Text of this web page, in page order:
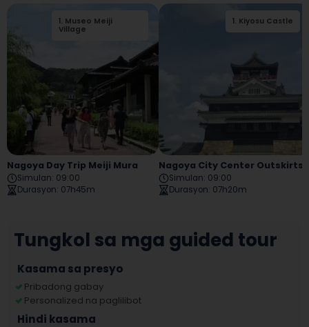
1. Museo Meiji
Village
Nagoya Day Trip Meiji Mura
Simulan: 09:00
Durasyon: 07h45m
1. Kiyosu Castle
Simulan: 09:00
Durasyon: 07h20m
Tungkol sa mga guided tour
Kasama sa presyo
Pribadong gabay
Personalized na paglilibot
Hindi kasama